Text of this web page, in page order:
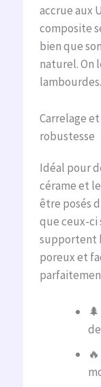
accrue aux
composite
bien que
naturel. On
lambourdes.
Carrelage
robustesse
Idéal pour
cérame et
être posés
que ceux-ci
supportent
poreux et